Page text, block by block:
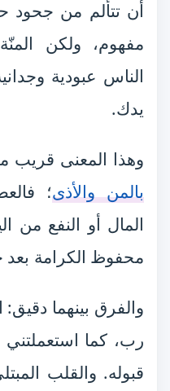
أن تتألم من جحود
مفهوم، ولكن
الناس عبودية
يدك.
وهذا المعنى قريب
بالمن والأذى؛
المال أو النفع من
محفوظ الكرامة
والفرق بينهما
رب، كما
قبوله. والقلب